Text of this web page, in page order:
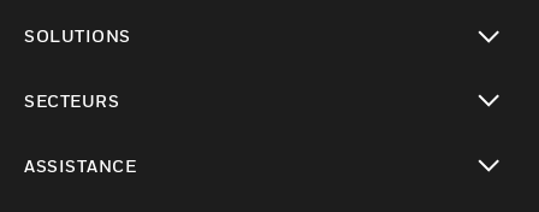
SOLUTIONS
SECTEURS
ASSISTANCE